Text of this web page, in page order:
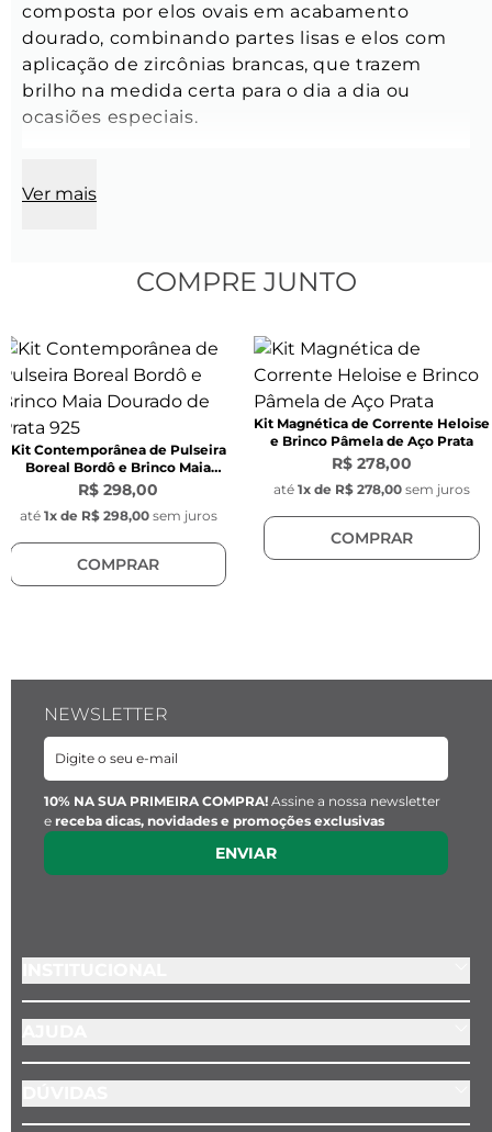
composta por elos ovais em acabamento
dourado, combinando partes lisas e elos com
aplicação de zircônias brancas, que trazem
brilho na medida certa para o dia a dia ou
ocasiões especiais.
Tamanho:
Espessura do elo: 1 mm
Fecho: lagosta na cor dourada
Material: Liga metálica Nobre
Corrente com zircônia
Comprimento do elo:
Largura do elo:
Espessura do elo: 1 mm
Cor: Dourada
Modelo: Tijolinho oval com pedra zircônia
branca.
Ver mais
COMPRE JUNTO
Kit Contemporânea de Pulseira
Boreal Bordô e Brinco Maia
Dourado de Prata 925
R$ 298,00
até 1x de R$ 298,00 sem juros
COMPRAR
Kit Magnética de Corrente Heloise
e Brinco Pâmela de Aço Prata
R$ 278,00
até 1x de R$ 278,00 sem juros
COMPRAR
NEWSLETTER
10% NA SUA PRIMEIRA COMPRA! Assine a nossa newsletter
e receba dicas, novidades e promoções exclusivas
ENVIAR